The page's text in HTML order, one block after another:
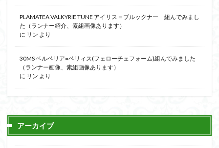
PLAMATEA VALKYRIE TUNE アイリス＝ブルックナー 組んでみまし
た（ランナー紹介、素組画像あります）
に リン より
30MS ベルベリア=ベリィス(フェローチェフォーム)組んでみました
（ランナー画像、素組画像あります）
に リン より
アーカイブ